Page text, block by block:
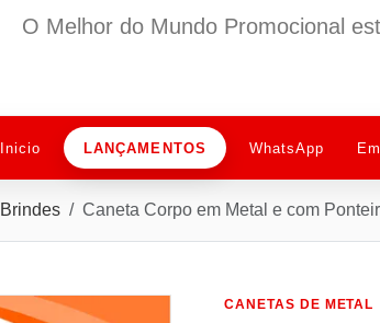
O Melhor do Mundo Promocional
Inicio LANÇAMENTOS WhatsApp
Brindes Caneta Corpo em Metal e com
CANETAS DE METAL